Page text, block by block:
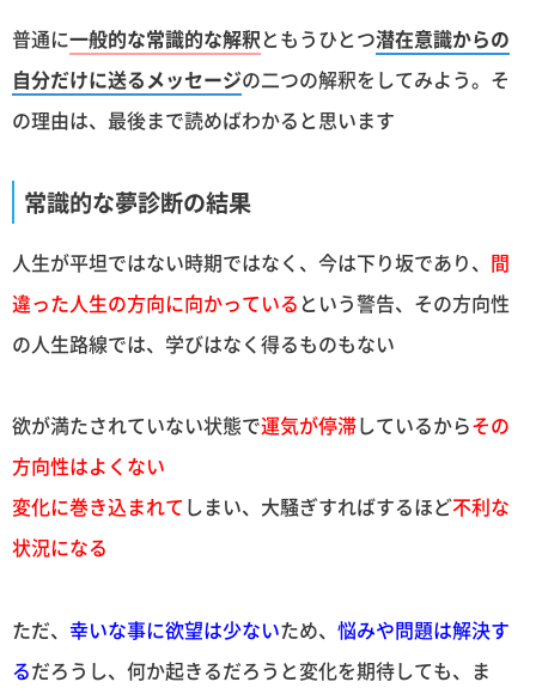
普通に一般的な常識的な解釈ともうひとつ潜在意識からの
自分だけに送るメッセージの二つの解釈をしてみよう。そ
の理由は、最後まで読めばわかると思います
常識的な夢診断の結果
人生が平坦ではない時期ではなく、今は下り坂であり、 間
違った人生の方向に向かっているという警告、その方向性
の人生路線では、学びはなく得るものもない
欲が満たされていない状態で運気が停滞しているからその
方向性はよくない
変化に巻き込まれて しまい、大騒ぎすればするほど不利な
状況になる
ただ、 幸いな事に欲望は少ないため、 悩みや問題は解決す
るだろうし、何か起きるだろうと変化を期待しても、ま